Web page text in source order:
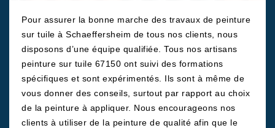
Pour assurer la bonne marche des travaux de peinture
sur tuile à Schaeffersheim de tous nos clients, nous
disposons d’une équipe qualifiée. Tous nos artisans
peinture sur tuile 67150 ont suivi des formations
spécifiques et sont expérimentés. Ils sont à même de
vous donner des conseils, surtout par rapport au choix
de la peinture à appliquer. Nous encourageons nos
clients à utiliser de la peinture de qualité afin que le